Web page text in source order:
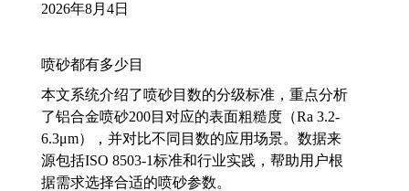
2026年8月4日
喷砂都有多少目
本文系统介绍了喷砂目数的分级标准，重点分析
了铝合金喷砂200目对应的表面粗糙度（Ra 3.2-
6.3μm），并对比不同目数的应用场景。数据来
源包括ISO 8503-1标准和行业实践，帮助用户根
据需求选择合适的喷砂参数。